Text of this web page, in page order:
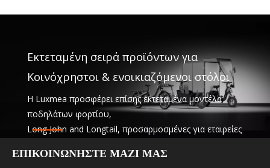
Εκτεταμένη σειρά προϊόντων για
Κοινόχρηστοι & ενοικιαζόμενοι στόλοι
Η Luxmea προσφέρει επίσης εκτεταμένα μοντέλα
ποδηλάτων φορτίου,
Long John and Longtail, προσαρμοσμένες για εταιρείες
κοινή χρήση υπηρεσιών και στόλων ενοικίασης. Αυτές
ΕΠΙΚΟΙΝΩΝΗΣΤΕ ΜΑΖΙ ΜΑΣ